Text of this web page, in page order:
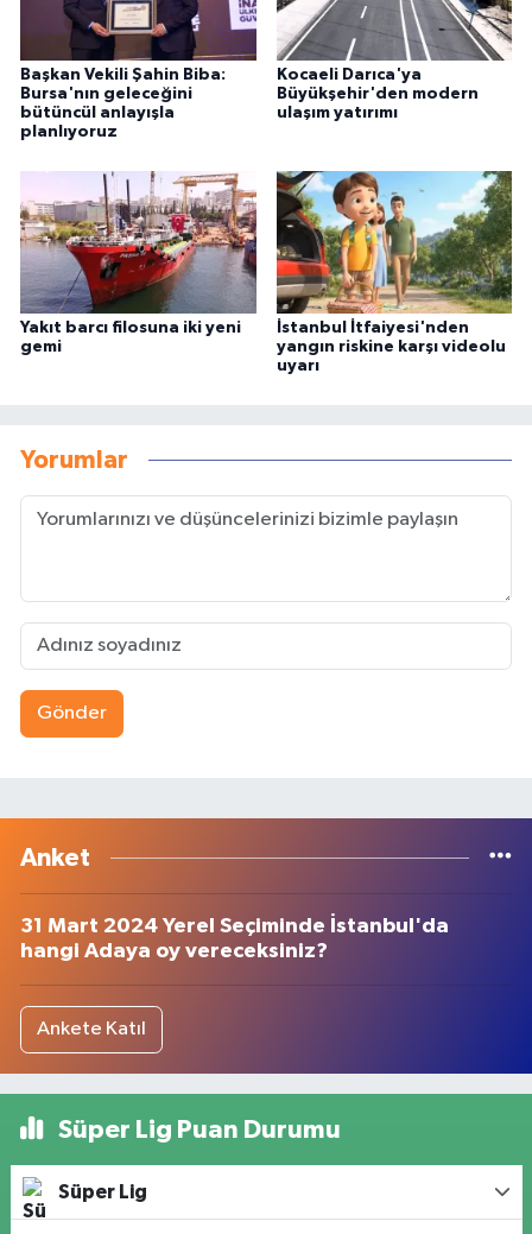
Başkan Vekili Şahin Biba:
Bursa'nın geleceğini
bütüncül anlayışla
planlıyoruz
Kocaeli Darıca'ya
Büyükşehir'den modern
ulaşım yatırımı
Yakıt barcı filosuna iki yeni
gemi
İstanbul İtfaiyesi'nden
yangın riskine karşı videolu
uyarı
Yorumlar
Gönder
Anket
31 Mart 2024 Yerel Seçiminde İstanbul'da
hangi Adaya oy vereceksiniz?
Ankete Katıl
Süper Lig Puan Durumu
Süper Lig